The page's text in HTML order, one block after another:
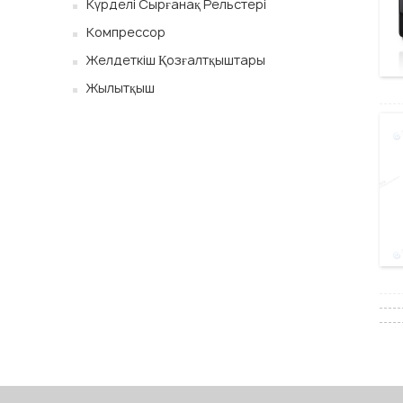
Күрделі Сырғанақ Рельстері
Компрессор
Желдеткіш Қозғалтқыштары
Жылытқыш